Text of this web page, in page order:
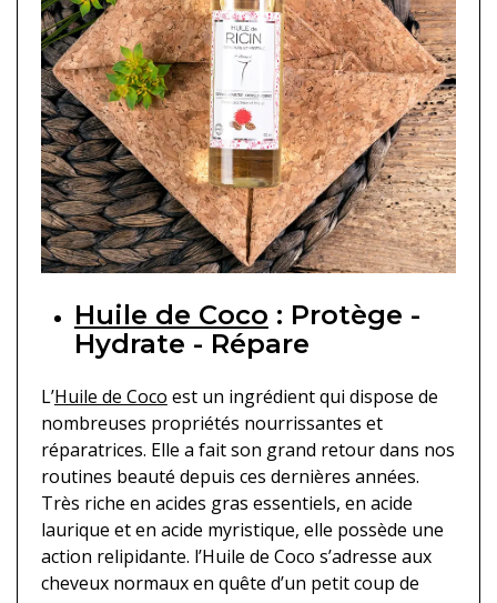
Huile de Coco : Protège -
Hydrate - Répare
L’Huile de Coco est un ingrédient qui dispose de
nombreuses propriétés nourrissantes et
réparatrices. Elle a fait son grand retour dans nos
routines beauté depuis ces dernières années.
Très riche en acides gras essentiels, en acide
laurique et en acide myristique, elle possède une
action relipidante. l’Huile de Coco s’adresse aux
cheveux normaux en quête d’un petit coup de